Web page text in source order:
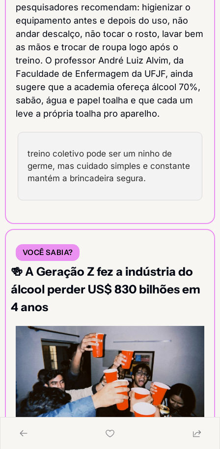
pesquisadores recomendam: higienizar o
equipamento antes e depois do uso, não
andar descalço, não tocar o rosto, lavar bem
as mãos e trocar de roupa logo após o
treino. O professor André Luiz Alvim, da
Faculdade de Enfermagem da UFJF, ainda
sugere que a academia ofereça álcool 70%,
sabão, água e papel toalha e que cada um
leve a própria toalha pro aparelho.
treino coletivo pode ser um ninho de
germe, mas cuidado simples e constante
mantém a brincadeira segura.
VOCÊ SABIA?
🍻 A Geração Z fez a indústria do
álcool perder US$ 830 bilhões em
4 anos